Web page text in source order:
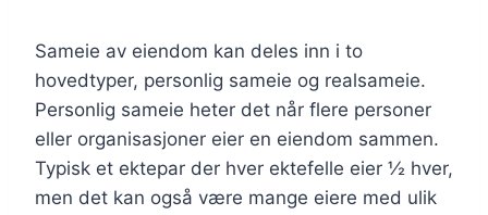
Sameie av eiendom kan deles inn i to
hovedtyper, personlig sameie og realsameie.
Personlig sameie heter det når flere personer
eller organisasjoner eier en eiendom sammen.
Typisk et ektepar der hver ektefelle eier ½ hver,
men det kan også være mange eiere med ulik